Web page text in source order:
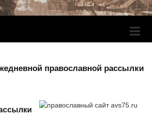
православной рассылки